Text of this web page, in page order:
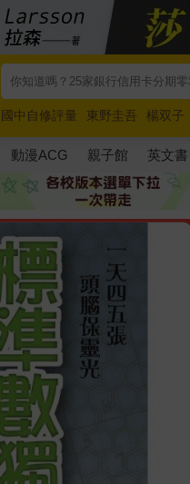
國中自修評量 東野圭吾 楊双子
唯紅花綻放
奧德賽 路邊攤新作
動漫ACG 親子館 英文書